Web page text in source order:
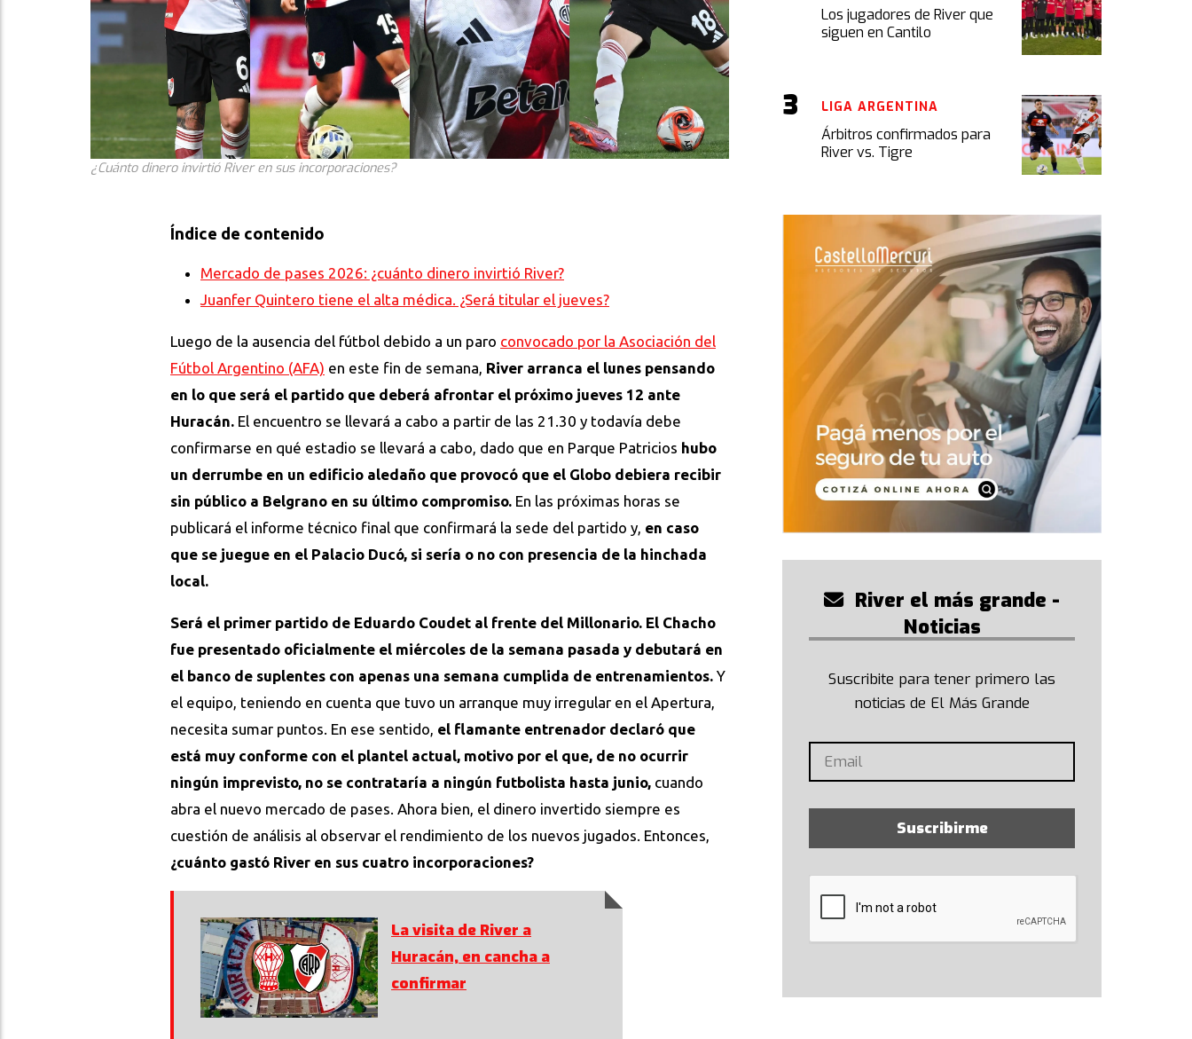
¿Cuánto dinero invirtió River en sus incorporaciones?
Índice de contenido
Mercado de pases 2026: ¿cuánto dinero invirtió River?
Juanfer Quintero tiene el alta médica. ¿Será titular el jueves?
Luego de la ausencia del fútbol debido a un paro convocado por la Asociación del
Fútbol Argentino (AFA) en este fin de semana, River arranca el lunes pensando
en lo que será el partido que deberá afrontar el próximo jueves 12 ante
Huracán. El encuentro se llevará a cabo a partir de las 21.30 y todavía debe
confirmarse en qué estadio se llevará a cabo, dado que en Parque Patricios hubo
un derrumbe en un edificio aledaño que provocó que el Globo debiera recibir
sin público a Belgrano en su último compromiso. En las próximas horas se
publicará el informe técnico final que confirmará la sede del partido y, en caso
que se juegue en el Palacio Ducó, si sería o no con presencia de la hinchada
local.
Será el primer partido de Eduardo Coudet al frente del Millonario. El Chacho
fue presentado oficialmente el miércoles de la semana pasada y debutará en
el banco de suplentes con apenas una semana cumplida de entrenamientos. Y
el equipo, teniendo en cuenta que tuvo un arranque muy irregular en el Apertura,
necesita sumar puntos. En ese sentido, el flamante entrenador declaró que
está muy conforme con el plantel actual, motivo por el que, de no ocurrir
ningún imprevisto, no se contrataría a ningún futbolista hasta junio, cuando
abra el nuevo mercado de pases. Ahora bien, el dinero invertido siempre es
cuestión de análisis al observar el rendimiento de los nuevos jugados. Entonces,
¿cuánto gastó River en sus cuatro incorporaciones?
La visita de River a
Huracán, en cancha a
confirmar
Los jugadores de River que
siguen en Cantilo
Árbitros confirmados para
River vs. Tigre
LIGA ARGENTINA
River el más grande -
Noticias
Suscribite para tener primero las
noticias de El Más Grande
Suscribirme